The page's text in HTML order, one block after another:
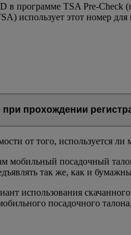
в программе TSA Pre-
использует этот номер
прохождении
от того, используется
мобильный посадочный
так же, как и
использования
посадочного